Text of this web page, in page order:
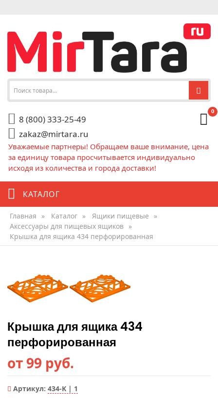
8 (800) 333-25-49
zakaz@mirtara.ru
0
Уважаемые партнеры! Обращаем ваше внимание, цена
за единицу товара просчитывается индивидуально
исходя из количества и города доставки!
КАТАЛОГ
Главная » Каталог » Ящики пищевые
»
Аксессуары для пищевых ящиков »
Крышка для ящика 434 перфорированная
Крышка для ящика 434
перфорированная
от 99 руб.
Артикул: 434-K | 1